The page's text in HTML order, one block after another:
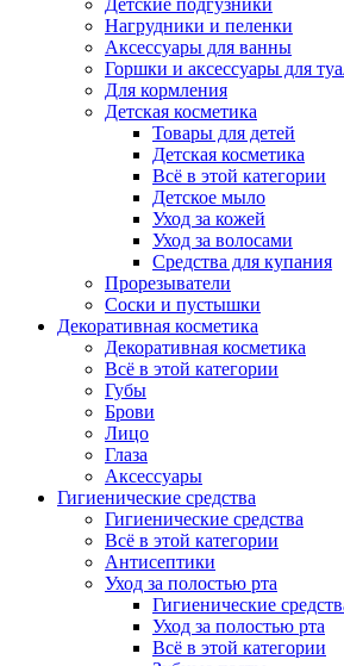
Детские подгузники
Нагрудники и пеленки
Аксессуары для ванны
Горшки и аксессуары для
Для кормления
Детская косметика
Товары для детей
Детская косметика
Всё в этой категории
Детское мыло
Уход за кожей
Уход за волосами
Средства для купания
Прорезыватели
Соски и пустышки
Декоративная косметика
Декоративная косметика
Всё в этой категории
Губы
Брови
Лицо
Глаза
Аксессуары
Гигиенические средства
Гигиенические средства
Всё в этой категории
Антисептики
Уход за полостью рта
Гигиенические
Уход за полостью рта
Всё в этой категории